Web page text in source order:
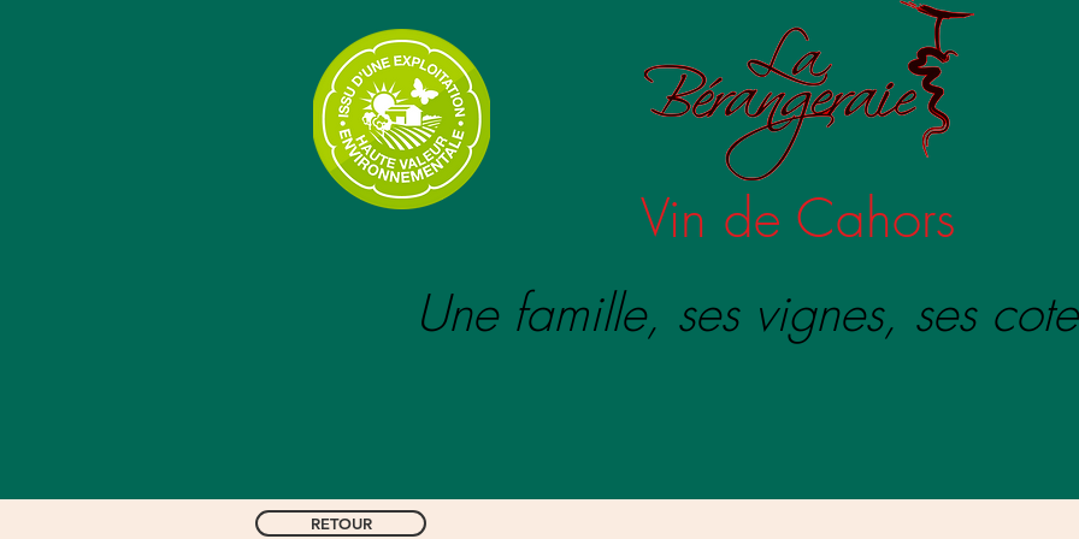
Vin de Cahors
Une famille, ses vignes, ses
RETOUR